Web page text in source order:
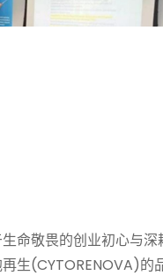
命敬畏的创业初心与
生(CYTORENOVA)